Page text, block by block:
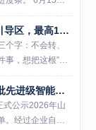
于2026年度制造
。按照公示内 5个县区入选山东数字化转型引导区，最高1000万专项资金瞄准中小企业
字：不会转、
，想把这根”硬
15日，山东省工
221家企业入选！山东公布首批先进级智能工厂名单
式公示2026年山
经过企业自主